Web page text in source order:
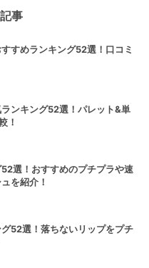
事
すめランキング52選！口コミ
ンキング52選！パレット&単
！
選！おすすめのプチプラや速
を紹介！
52選！落ちないリップをプチ